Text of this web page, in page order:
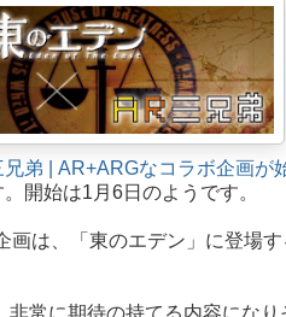
兄弟 | AR+ARGなコラボ企画が
開始は1月6日のようです。
画は、「東のエデン」に登場
常に期待の持てる内容になり